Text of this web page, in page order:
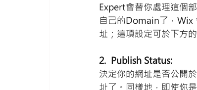
Expert會替你處理這個
自己的Domain了，Wix
址；這項設定可於下方
2.  Publish Status:
決定你的網址是否公開
址了。同樣地，即使你